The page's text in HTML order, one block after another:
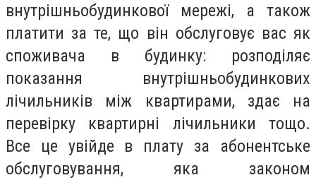
внутрішньобудинкової мережі, а також
платити за те, що він обслуговує вас як
споживача в будинку: розподіляє
показання внутрішньобудинкових
лічильників між квартирами, здає на
перевірку квартирні лічильники тощо.
Все це увійде в плату за абонентське
обслуговування, яка законом